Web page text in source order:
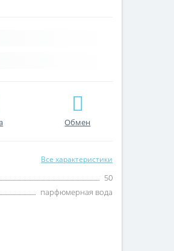
Обмен
Все характеристики
50
парфюмерная вода